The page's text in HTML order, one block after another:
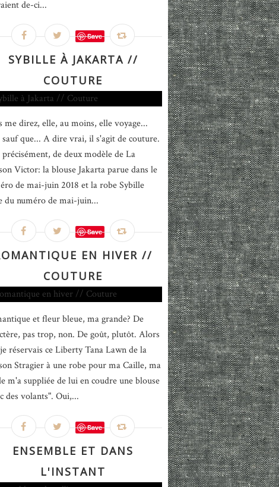
de-ci...
Save
SYBILLE À JAKARTA //
COUTURE
me direz, elle, au moins, elle voyage...
que... A dire vrai, il s'agit de couture.
précisément, de deux modèle de La
Victor: la blouse Jakarta parue dans le
de mai-juin 2018 et la robe Sybille
du numéro de mai-juin...
Save
EN HIVER //
COUTURE
et fleur bleue, ma grande? De
pas trop, non. De goût, plutôt. Alors
réservais ce Liberty Tana Lawn de la
Stragier à une robe pour ma Caille, ma
m'a suppliée de lui en coudre une blouse
des volants". Oui,...
Save
ENSEMBLE ET DANS
L'INSTANT